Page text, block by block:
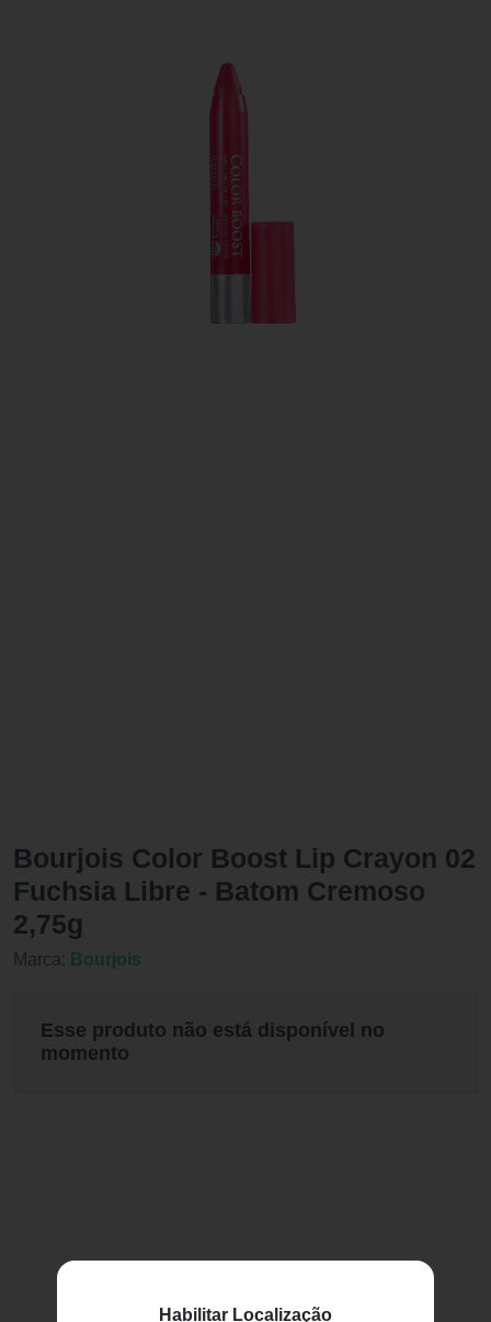
Habilitar Localização
Bourjois Color Boost Lip Crayon 02
Fuchsia Libre - Batom Cremoso
2,75g
Marca: Bourjois
Esse produto não está disponível no
momento